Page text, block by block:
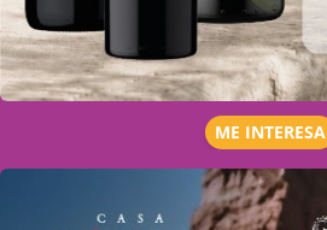
ME INTERESA